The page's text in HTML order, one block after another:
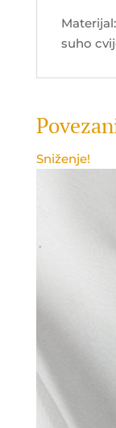
suho
Sniženje!